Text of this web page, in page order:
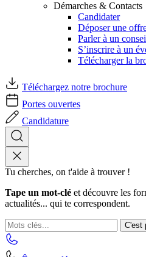
Démarches & Contacts
Candidater
Déposer une
Parler à un
S’inscrire à un
Télécharger la
Téléchargez notre brochure
Portes ouvertes
Candidature
Tu cherches, on t'aide à trouver !
Tape un mot-clé et découvre les
actualités... qui te correspondent.
C'est